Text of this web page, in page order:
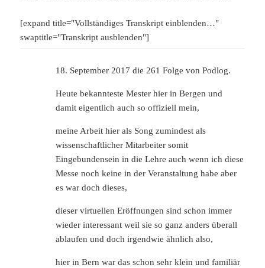
[expand title="Vollständiges Transkript einblenden…"
swaptitle="Transkript ausblenden"]
18. September 2017 die 261 Folge von Podlog.
Heute bekannteste Mester hier in Bergen und
damit eigentlich auch so offiziell mein,
meine Arbeit hier als Song zumindest als
wissenschaftlicher Mitarbeiter somit
Eingebundensein in die Lehre auch wenn ich diese
Messe noch keine in der Veranstaltung habe aber
es war doch dieses,
dieser virtuellen Eröffnungen sind schon immer
wieder interessant weil sie so ganz anders überall
ablaufen und doch irgendwie ähnlich also,
hier in Bern war das schon sehr klein und familiär